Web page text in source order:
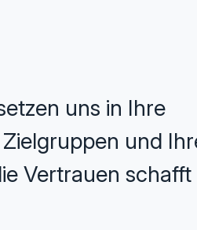
uns in Ihre
und
Vertrauen